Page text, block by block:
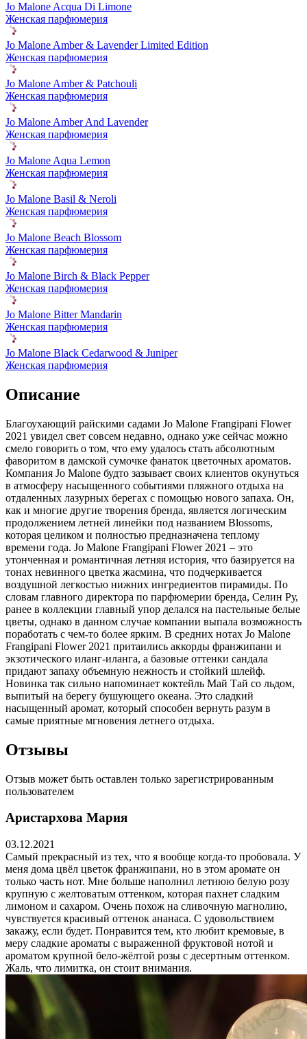
Jo Malone Acqua Di Limone
Женская парфюмерия
Jo Malone Amber & Lavender Limited Edition
Женская парфюмерия
Jo Malone Amber & Patchouli
Женская парфюмерия
Jo Malone Amber And Lavender
Женская парфюмерия
Jo Malone Aqua Lemon
Женская парфюмерия
Jo Malone Basil & Neroli
Женская парфюмерия
Jo Malone Beach Blossom
Женская парфюмерия
Jo Malone Birch & Black Pepper
Женская парфюмерия
Jo Malone Bitter Mandarin
Женская парфюмерия
Jo Malone Black Cedarwood & Juniper
Женская парфюмерия
Описание
Благоухающий райскими садами Jo Malone Frangipani Flower
2021 увидел свет совсем недавно, однако уже сейчас можно
смело говорить о том, что ему удалось стать абсолютным
фаворитом в дамской сумочке фанаток цветочных ароматов.
Компания Jo Malone будто зазывает своих клиентов окунуться
в атмосферу насыщенного событиями пляжного отдыха на
отдаленных лазурных берегах с помощью нового запаха. Он,
как и многие другие творения бренда, является логическим
продолжением летней линейки под названием Blossoms,
которая целиком и полностью предназначена теплому
времени года. Jo Malone Frangipani Flower 2021 – это
утонченная и романтичная летняя история, что базируется на
тонах невинного цветка жасмина, что подчеркивается
воздушной легкостью нижних ингредиентов пирамиды. По
словам главного директора по парфюмерии бренда, Селин Ру,
ранее в коллекции главный упор делался на пастельные белые
цветы, однако в данном случае компании выпала возможность
поработать с чем-то более ярким. В средних нотах Jo Malone
Frangipani Flower 2021 притаились аккорды франжипани и
экзотического иланг-иланга, а базовые оттенки сандала
придают запаху объемную нежность и стойкий шлейф.
Новинка так сильно напоминает коктейль Май Тай со льдом,
выпитый на берегу бушующего океана. Это сладкий
насыщенный аромат, который способен вернуть разум в
самые приятные мгновения летнего отдыха.
Отзывы
Отзыв может быть оставлен только зарегистрированным
пользователем
Аристархова Мария
03.12.2021
Самый прекрасный из тех, что я вообще когда-то пробовала. У
меня дома цвёл цветок франжипани, но в этом аромате он
только часть нот. Мне больше наполнил летнюю белую розу
крупную с желтоватым оттенком, которая пахнет сладким
лимоном и сахаром. Очень похож на сливочную магнолию,
чувствуется красивый оттенок ананаса. С удовольствием
закажу, если будет. Понравится тем, кто любит кремовые, в
меру сладкие ароматы с выраженной фруктовой нотой и
ароматом крупной бело-жёлтой розы с десертным оттенком.
Жаль, что лимитка, он стоит внимания.